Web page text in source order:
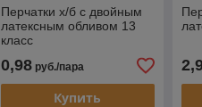
Перчатки х/б с двойным
латексным обливом 13
класс
0,98руб./пара
Купить